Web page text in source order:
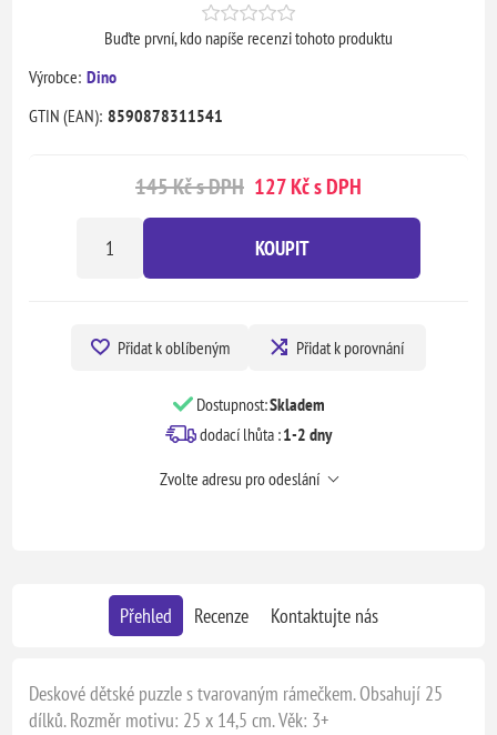
Buďte první, kdo napíše recenzi tohoto produktu
Výrobce: Dino
GTIN (EAN): 8590878311541
145 Kč s DPH 127 Kč s DPH
KOUPIT
Přidat k oblíbeným Přidat k porovnání
Dostupnost:Skladem
dodací lhůta :1-2 dny
Zvolte adresu pro odeslání
Přehled Recenze Kontaktujte nás
Deskové dětské puzzle s tvarovaným rámečkem. Obsahují 25
dílků. Rozměr motivu: 25 x 14,5 cm. Věk: 3+